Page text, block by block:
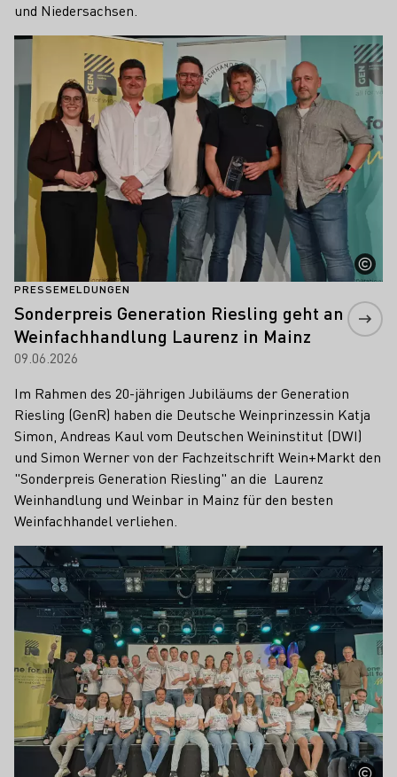
und Niedersachsen.
PRESSEMELDUNGEN
Sonderpreis Generation Riesling geht an
Weinfachhandlung Laurenz in Mainz
09.06.2026
Im Rahmen des 20-jährigen Jubiläums der Generation
Riesling (GenR) haben die Deutsche Weinprinzessin Katja
Simon, Andreas Kaul vom Deutschen Weininstitut (DWI)
und Simon Werner von der Fachzeitschrift Wein+Markt den
"Sonderpreis Generation Riesling" an die Laurenz
Weinhandlung und Weinbar in Mainz für den besten
Weinfachhandel verliehen.
Mehr erfahren
Mehr erfahren